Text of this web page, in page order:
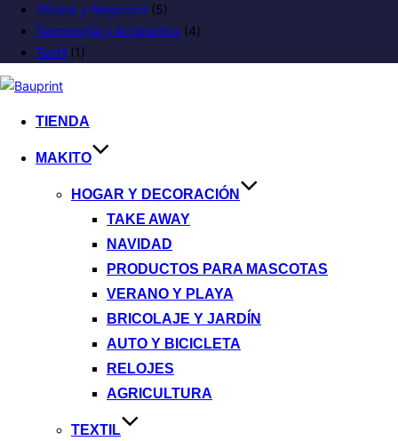
Oficina y Negocios (5)
Tecnología y Accesorios (4)
Textil (1)
TIENDA
MAKITO
HOGAR Y DECORACIÓN
TAKE AWAY
NAVIDAD
PRODUCTOS PARA MASCOTAS
VERANO Y PLAYA
BRICOLAJE Y JARDÍN
AUTO Y BICICLETA
RELOJES
AGRICULTURA
TEXTIL